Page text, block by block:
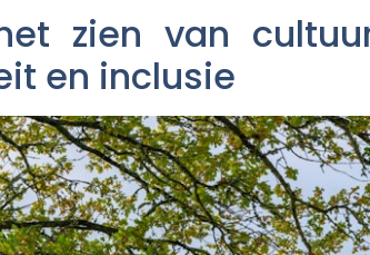
zien van
en inclusie